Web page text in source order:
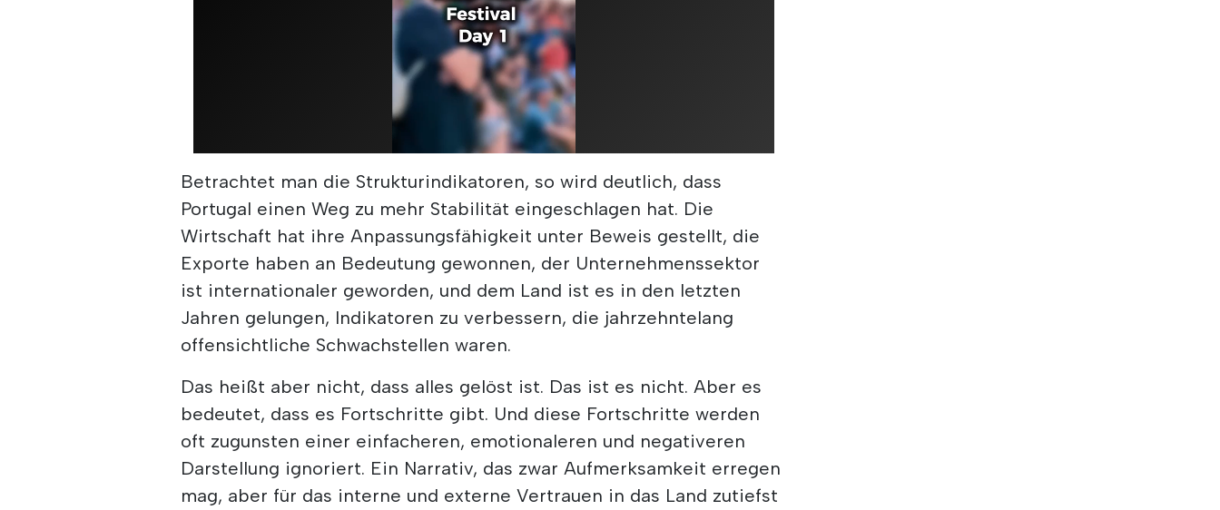
Betrachtet man die Strukturindikatoren, so wird deutlich, dass
Portugal einen Weg zu mehr Stabilität eingeschlagen hat. Die
Wirtschaft hat ihre Anpassungsfähigkeit unter Beweis gestellt, die
Exporte haben an Bedeutung gewonnen, der Unternehmenssektor
ist internationaler geworden, und dem Land ist es in den letzten
Jahren gelungen, Indikatoren zu verbessern, die jahrzehntelang
offensichtliche Schwachstellen waren.
Das heißt aber nicht, dass alles gelöst ist. Das ist es nicht. Aber es
bedeutet, dass es Fortschritte gibt. Und diese Fortschritte werden
oft zugunsten einer einfacheren, emotionaleren und negativeren
Darstellung ignoriert. Ein Narrativ, das zwar Aufmerksamkeit erregen
mag, aber für das interne und externe Vertrauen in das Land zutiefst